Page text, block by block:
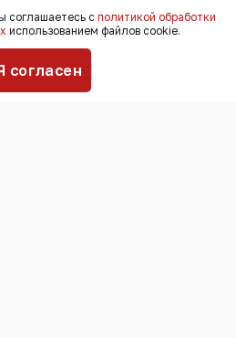
неровности и
соглашаетесь с политикой обработки
использованием файлов cookie.
согласен